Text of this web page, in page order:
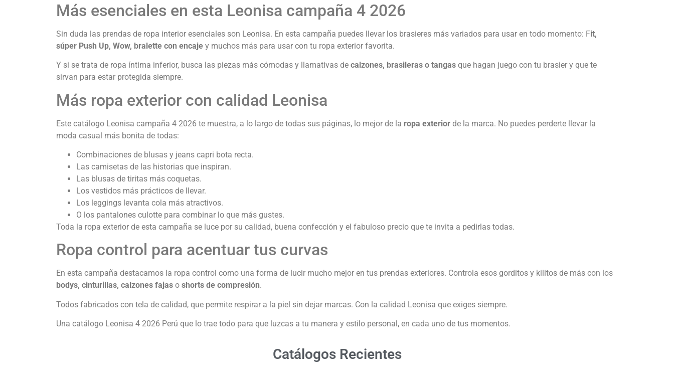
Más esenciales en esta Leonisa campaña 4 2026
Sin duda las prendas de ropa interior esenciales son Leonisa. En esta campaña puedes llevar los brasieres más variados para usar en todo momento: Fit,
súper Push Up, Wow, bralette con encaje y muchos más para usar con tu ropa exterior favorita.
Y si se trata de ropa íntima inferior, busca las piezas más cómodas y llamativas de calzones, brasileras o tangas que hagan juego con tu brasier y que te
sirvan para estar protegida siempre.
Más ropa exterior con calidad Leonisa
Este catálogo Leonisa campaña 4 2026 te muestra, a lo largo de todas sus páginas, lo mejor de la ropa exterior de la marca. No puedes perderte llevar la
moda casual más bonita de todas:
Combinaciones de blusas y jeans capri bota recta.
Las camisetas de las historias que inspiran.
Las blusas de tiritas más coquetas.
Los vestidos más prácticos de llevar.
Los leggings levanta cola más atractivos.
O los pantalones culotte para combinar lo que más gustes.
Toda la ropa exterior de esta campaña se luce por su calidad, buena confección y el fabuloso precio que te invita a pedirlas todas.
Ropa control para acentuar tus curvas
En esta campaña destacamos la ropa control como una forma de lucir mucho mejor en tus prendas exteriores. Controla esos gorditos y kilitos de más con los
bodys, cinturillas, calzones fajas o shorts de compresión.
Todos fabricados con tela de calidad, que permite respirar a la piel sin dejar marcas. Con la calidad Leonisa que exiges siempre.
Una catálogo Leonisa 4 2026 Perú que lo trae todo para que luzcas a tu manera y estilo personal, en cada uno de tus momentos.
Catálogos Recientes